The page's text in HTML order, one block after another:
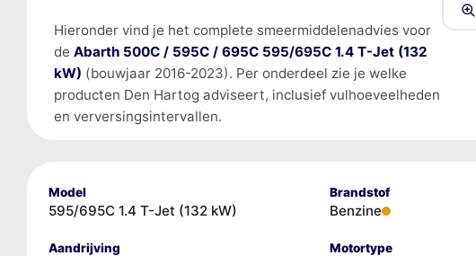
Hieronder vind je het complete smeermiddelenadvies voor
de Abarth 500C / 595C / 695C 595/695C 1.4 T-Jet (132
kW) (bouwjaar 2016-2023). Per onderdeel zie je welke
producten Den Hartog adviseert, inclusief vulhoeveelheden
en verversingsintervallen.
Model
595/695C 1.4 T-Jet (132 kW)
Brandstof
Benzine
Aandrijving Motortype